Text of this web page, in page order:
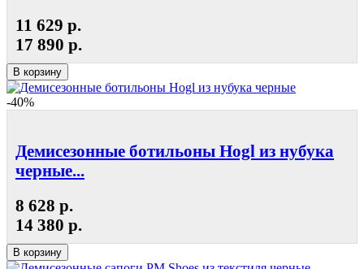
11 629 р.
17 890 р.
В корзину
-40%
Демисезонные ботильоны Hogl из нубука
черные...
8 628 р.
14 380 р.
В корзину